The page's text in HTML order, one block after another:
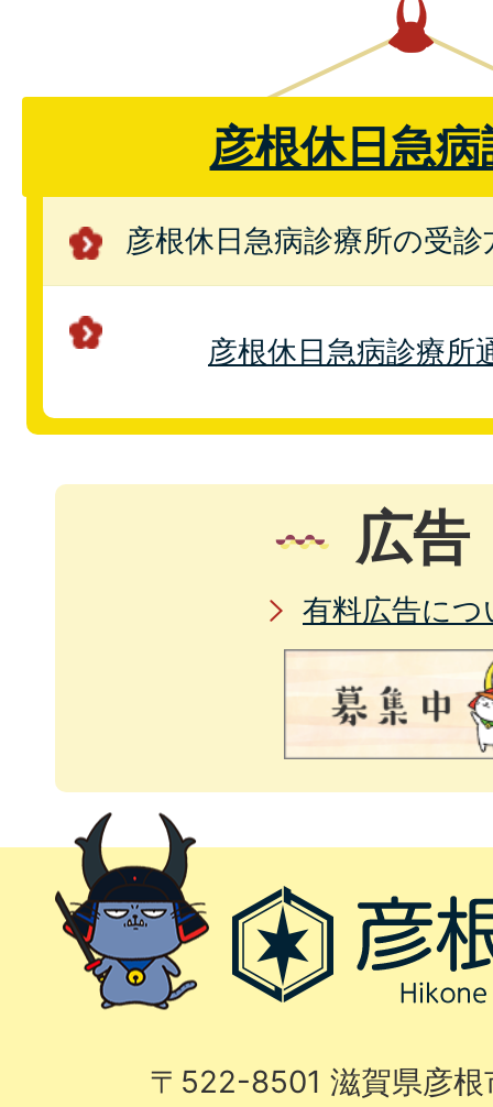
彦根休日急
彦根休日急病診療所の受
彦根休日急病診療所
広告
有料広告につ
〒522-8501 滋賀県彦